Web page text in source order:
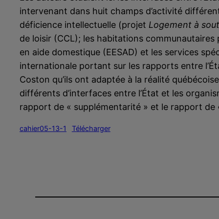
intervenant dans huit champs d’activité
déficience intellectuelle (projet Logement à
de loisir (CCL); les habitations
en aide domestique (EESAD) et les services
internationale portant sur les rapports entre
Coston qu’ils ont adaptée à la réalité
différents d’interfaces entre l’État et les
rapport de « supplémentarité » et le rapport de
cahier05-13-1 Télécharger